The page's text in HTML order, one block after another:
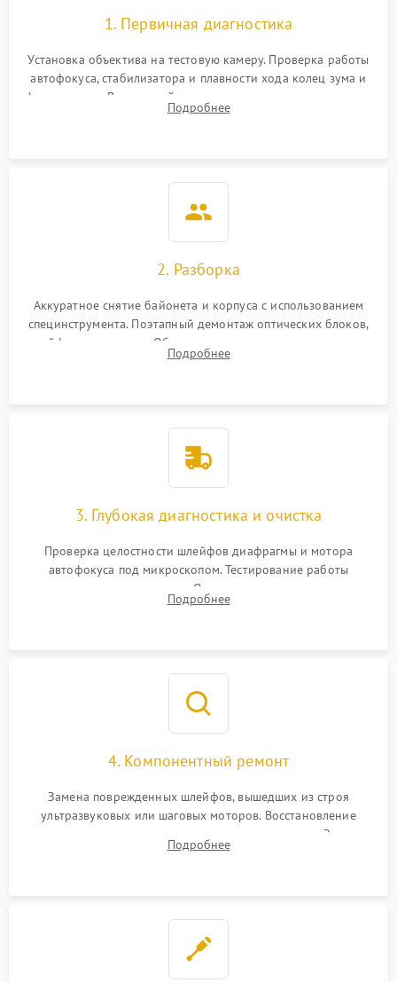
1. Первичная диагностика
Установка объектива на тестовую камеру. Проверка работы
автофокуса, стабилизатора и плавности хода колец зума и
фокусировки. Визуальный осмотр линз на наличие царапин,
грибка, пыли и оценка состояния контактов байонета.
Подробнее
2. Разборка
Аккуратное снятие байонета и корпуса с использованием
специнструмента. Поэтапный демонтаж оптических блоков,
шлейфов и приводов. Обязательная маркировка положения
линзовых групп для сохранения заводской центровки при
Подробнее
3. Глубокая диагностика и очистка
Проверка целостности шлейфов диафрагмы и мотора
автофокуса под микроскопом. Тестирование работы
электромагнитного привода. Очистка оптических элементов
от пыли, следов влаги и грибка спецрастворами без
Подробнее
4. Компонентный ремонт
Замена поврежденных шлейфов, вышедших из строя
ультразвуковых или шаговых моторов. Восстановление
геометрии направляющих при заклинивании зума. Замена
неисправного блока диафрагмы, датчиков положения или
Подробнее